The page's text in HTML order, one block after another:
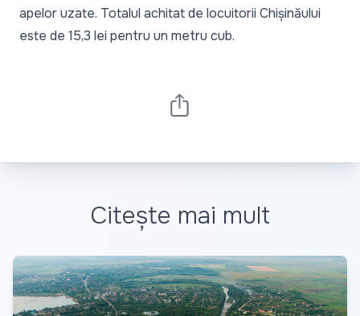
apelor uzate. Totalul achitat de locuitorii Chișinăului
este de 15,3 lei pentru un metru cub.
Citește mai mult